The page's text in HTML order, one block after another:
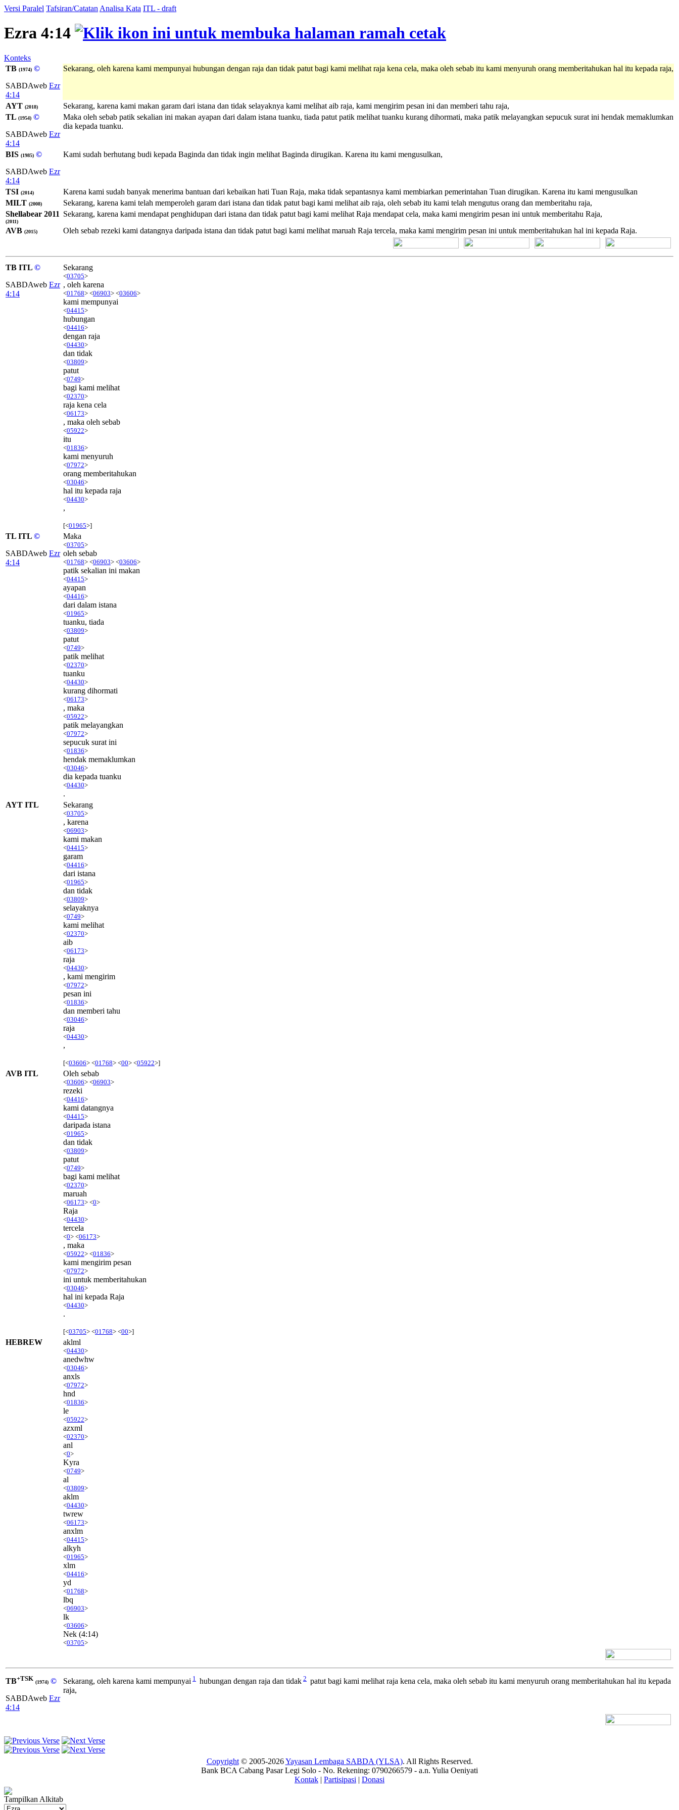
Versi Paralel Tafsiran/Catatan Analisa Kata ITL - draft
Ezra 4:14
Konteks
TB (1974) ©
SABDAweb Ezr
4:14
Sekarang, oleh karena kami mempunyai hubungan dengan raja dan tidak patut bagi kami melihat raja kena cela, maka oleh sebab itu kami menyuruh orang memberitahukan hal itu kepada raja,
AYT (2018)
Sekarang, karena kami makan garam dari istana dan tidak selayaknya kami melihat aib raja, kami mengirim pesan ini dan memberi tahu raja,
TL (1954) ©
SABDAweb Ezr
4:14
Maka oleh sebab patik sekalian ini makan ayapan dari dalam istana tuanku, tiada patut patik melihat tuanku kurang dihormati, maka patik melayangkan sepucuk surat ini hendak memaklumkan
dia kepada tuanku.
BIS (1985) ©
SABDAweb Ezr
4:14
Kami sudah berhutang budi kepada Baginda dan tidak ingin melihat Baginda dirugikan. Karena itu kami mengusulkan,
TSI (2014)
Karena kami sudah banyak menerima bantuan dari kebaikan hati Tuan Raja, maka tidak sepantasnya kami membiarkan pemerintahan Tuan dirugikan. Karena itu kami mengusulkan
MILT (2008)
Sekarang, karena kami telah memperoleh garam dari istana dan tidak patut bagi kami melihat aib raja, oleh sebab itu kami telah mengutus orang dan memberitahu raja,
Shellabear 2011
(2011)
Sekarang, karena kami mendapat penghidupan dari istana dan tidak patut bagi kami melihat Raja mendapat cela, maka kami mengirim pesan ini untuk memberitahu Raja,
AVB (2015) Oleh sebab rezeki kami datangnya daripada istana dan tidak patut bagi kami melihat maruah Raja tercela, maka kami mengirim pesan ini untuk memberitahukan hal ini kepada Raja.
TB ITL ©
SABDAweb Ezr
4:14
Sekarang
<03705>
, oleh karena
<01768> <06903> <03606>
kami mempunyai
<04415>
hubungan
<04416>
dengan raja
<04430>
dan tidak
<03809>
patut
<0749>
bagi kami melihat
<02370>
raja kena cela
<06173>
, maka oleh sebab
<05922>
itu
<01836>
kami menyuruh
<07972>
orang memberitahukan
<03046>
hal itu kepada raja
<04430>
,
[<01965>]
TL ITL ©
SABDAweb Ezr
4:14
Maka
<03705>
oleh sebab
<01768> <06903> <03606>
patik sekalian ini makan
<04415>
ayapan
<04416>
dari dalam istana
<01965>
tuanku, tiada
<03809>
patut
<0749>
patik melihat
<02370>
tuanku
<04430>
kurang dihormati
<06173>
, maka
<05922>
patik melayangkan
<07972>
sepucuk surat ini
<01836>
hendak memaklumkan
<03046>
dia kepada tuanku
<04430>
.
AYT ITL
Sekarang
<03705>
, karena
<06903>
kami makan
<04415>
garam
<04416>
dari istana
<01965>
dan tidak
<03809>
selayaknya
<0749>
kami melihat
<02370>
aib
<06173>
raja
<04430>
, kami mengirim
<07972>
pesan ini
<01836>
dan memberi tahu
<03046>
raja
<04430>
,
[<03606> <01768> <00> <05922>]
AVB ITL Oleh sebab
<03606> <06903>
rezeki
<04416>
kami datangnya
<04415>
daripada istana
<01965>
dan tidak
<03809>
patut
<0749>
bagi kami melihat
<02370>
maruah
<06173> <0>
Raja
<04430>
tercela
<0> <06173>
, maka
<05922> <01836>
kami mengirim pesan
<07972>
ini untuk memberitahukan
<03046>
hal ini kepada Raja
<04430>
.
[<03705> <01768> <00>]
HEBREW aklml
<04430>
anedwhw
<03046>
anxls
<07972>
hnd
<01836>
le
<05922>
azxml
<02370>
anl
<0>
Kyra
<0749>
al
<03809>
aklm
<04430>
twrew
<06173>
anxlm
<04415>
alkyh
<01965>
xlm
<04416>
yd
<01768>
lbq
<06903>
lk
<03606>
Nek (4:14)
<03705>
TB+TSK (1974) ©
SABDAweb Ezr
4:14
Sekarang, oleh karena kami mempunyai 1 hubungan dengan raja dan tidak 2 patut bagi kami melihat raja kena cela, maka oleh sebab itu kami menyuruh orang memberitahukan hal itu kepada
raja,
Copyright© 2005-2026Yayasan Lembaga SABDA (YLSA). All Rights Reserved.
Bank BCA Cabang Pasar Legi Solo - No. Rekening: 0790266579 - a.n. Yulia Oeniyati
Kontak | Partisipasi | Donasi
Tampilkan Alkitab